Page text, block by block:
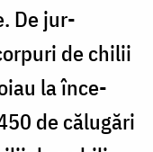
De jur-
de chilii
la înce­
de călugări